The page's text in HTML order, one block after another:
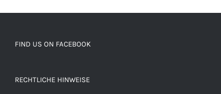
FIND US ON FACEBOOK
RECHTLICHE HINWEISE